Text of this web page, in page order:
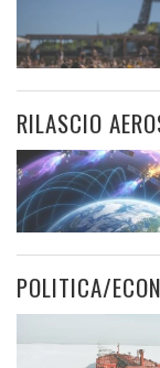
RILASCIO
POLITICA/